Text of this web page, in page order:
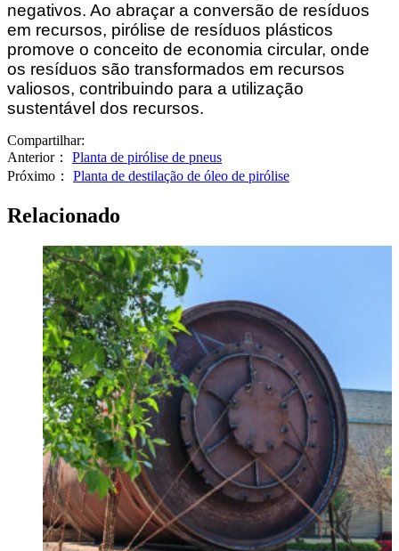
negativos. Ao abraçar a conversão de resíduos
em recursos, pirólise de resíduos plásticos
promove o conceito de economia circular, onde
os resíduos são transformados em recursos
valiosos, contribuindo para a utilização
sustentável dos recursos.
Compartilhar:
Anterior： Planta de pirólise de pneus
Próximo： Planta de destilação de óleo de pirólise
Relacionado